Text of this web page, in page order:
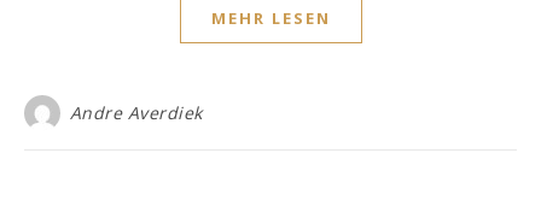
MEHR LESEN
Andre Averdiek